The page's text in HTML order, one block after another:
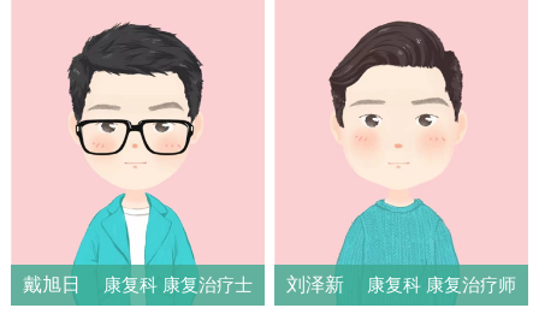
戴旭日 康复科 康复治疗士 刘泽新 康复科 康复治疗师